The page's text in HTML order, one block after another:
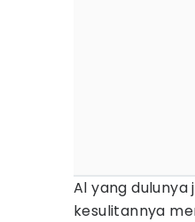
Al yang
kesulitannya